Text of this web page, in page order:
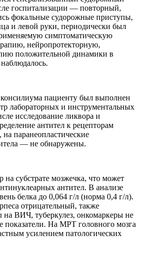
госпитализации — повторный,
фокальные судорожные приступы,
и левой руки, периодически был
симптоматическую
нейропротекторную,
положительной динамики в
пациенту был выполнен
лабораторных и инструментальных
исследование ликвора и
антител к рецепторам
паранеопластические
— не обнаружены.
на субстрате мозжечка, что может
антител. В анализе
белка до 0,064 г/л (норма 0,4 г/л).
отрицательный, также
на ВИЧ, туберкулез, онкомаркеры не
На МРТ головного мозга
усилением патологических